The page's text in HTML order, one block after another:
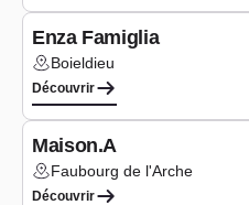
Enza Famiglia
Lieu :Boieldieu
Découvrir
Maison.A
Lieu :Faubourg de l'Arche
Découvrir